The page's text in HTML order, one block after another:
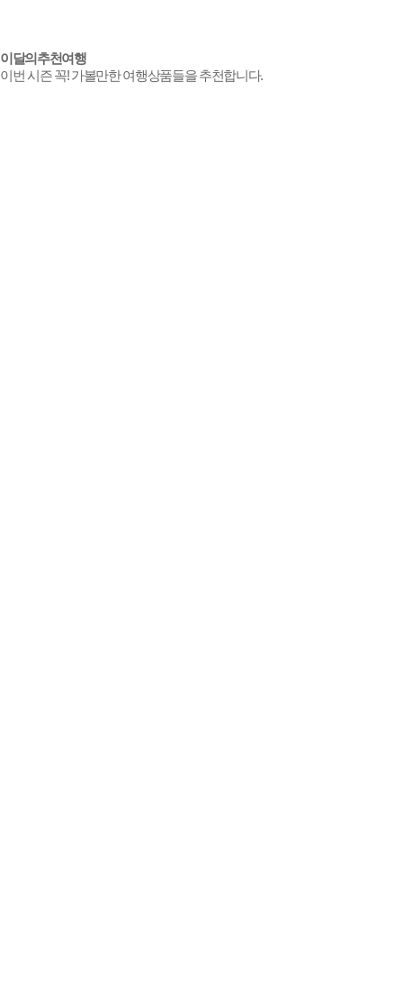
이달의추천여행
이번 시즌 꼭! 가볼만한 여행상품들을 추천합니다.